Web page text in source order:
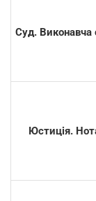
Суд.
Юстиція.